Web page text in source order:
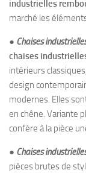
industrielles
marché les
● Chaises
chaises
intérieurs
design
modernes. Elles
en chêne. Variante
confère à la pièce
● Chaises
pièces brutes de